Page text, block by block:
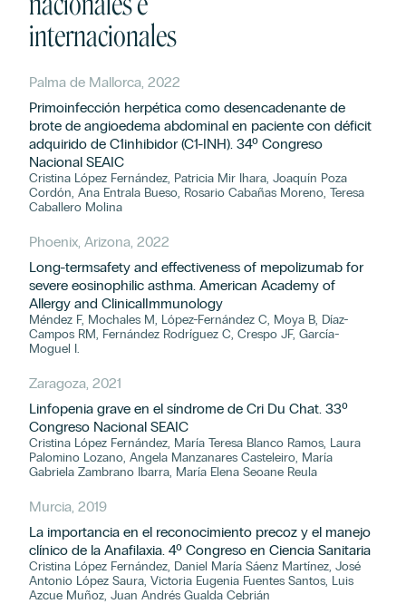
internacionales
Palma de Mallorca, 2022
Primoinfección herpética como desencadenante de
brote de angioedema abdominal en paciente con déficit
adquirido de C1inhibidor (C1-INH). 34º Congreso
Nacional SEAIC
Cristina López Fernández, Patricia Mir Ihara, Joaquín Poza
Cordón, Ana Entrala Bueso, Rosario Cabañas Moreno, Teresa
Caballero Molina
Phoenix, Arizona, 2022
Long-termsafety and effectiveness of mepolizumab for
severe eosinophilic asthma. American Academy of
Allergy and ClinicalImmunology
Méndez F, Mochales M, López-Fernández C, Moya B, Díaz-
Campos RM, Fernández Rodríguez C, Crespo JF, García-
Moguel I.
Zaragoza, 2021
Linfopenia grave en el síndrome de Cri Du Chat. 33º
Congreso Nacional SEAIC
Cristina López Fernández, María Teresa Blanco Ramos, Laura
Palomino Lozano, Angela Manzanares Casteleiro, María
Gabriela Zambrano Ibarra, María Elena Seoane Reula
Murcia, 2019
La importancia en el reconocimiento precoz y el manejo
clínico de la Anafilaxia. 4º Congreso en Ciencia Sanitaria
Cristina López Fernández, Daniel María Sáenz Martínez, José
Antonio López Saura, Victoria Eugenia Fuentes Santos, Luis
Azcue Muñoz, Juan Andrés Gualda Cebrián